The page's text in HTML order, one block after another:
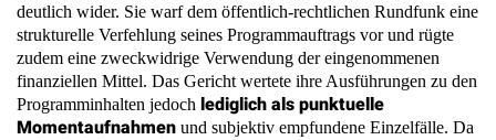
deutlich wider. Sie warf dem öffentlich-rechtlichen Rundfunk eine
strukturelle Verfehlung seines Programmauftrags vor und rügte
zudem eine zweckwidrige Verwendung der eingenommenen
finanziellen Mittel. Das Gericht wertete ihre Ausführungen zu den
Programminhalten jedoch lediglich als punktuelle
Momentaufnahmen und subjektiv empfundene Einzelfälle. Da